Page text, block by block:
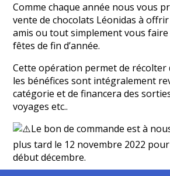
Comme chaque année nous vous
vente de chocolats Léonidas à
amis ou tout simplement vous
fêtes de fin d’année.
Cette opération permet de récolter
les bénéfices sont intégralement
catégorie et de financera des
voyages etc..
Le bon de commande est à
plus tard le 12 novembre 2022
début décembre.